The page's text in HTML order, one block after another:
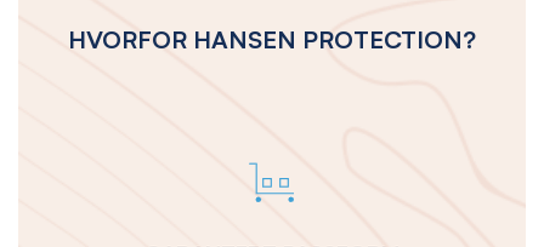
HVORFOR HANSEN PROTECTION?